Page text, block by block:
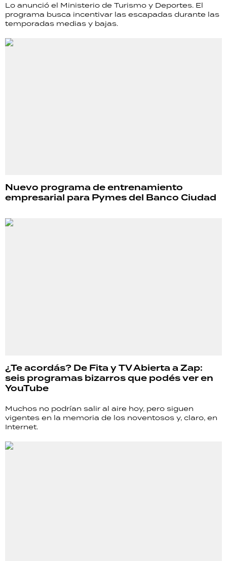
Lo anunció el Ministerio de Turismo y Deportes. El
programa busca incentivar las escapadas durante las
temporadas medias y bajas.
Nuevo programa de entrenamiento
empresarial para Pymes del Banco Ciudad
¿Te acordás? De Fita y TV Abierta a Zap:
seis programas bizarros que podés ver en
YouTube
Muchos no podrían salir al aire hoy, pero siguen
vigentes en la memoria de los noventosos y, claro, en
Internet.